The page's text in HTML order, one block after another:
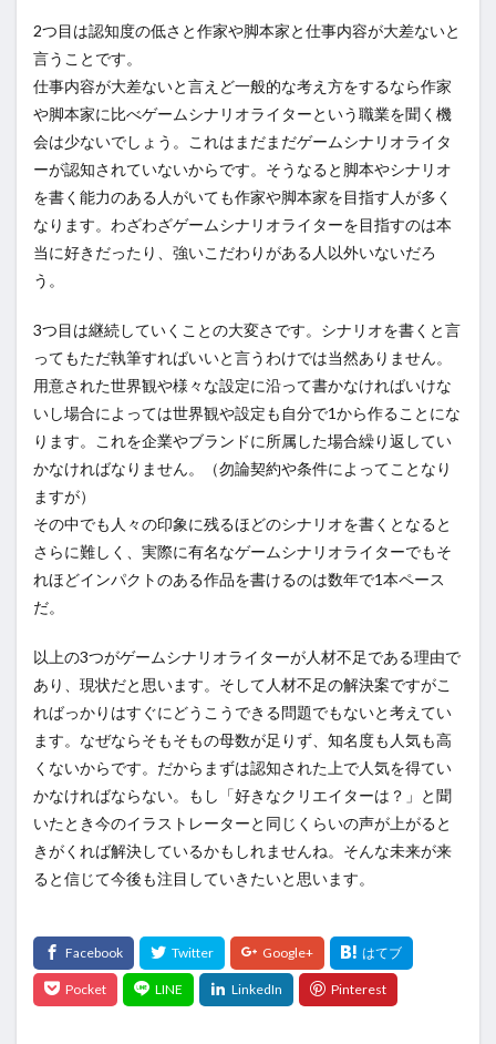
2つ目は認知度の低さと作家や脚本家と仕事内容が大差ないと
言うことです。
仕事内容が大差ないと言えど一般的な考え方をするなら作家
や脚本家に比べゲームシナリオライターという職業を聞く機
会は少ないでしょう。これはまだまだゲームシナリオライタ
ーが認知されていないからです。そうなると脚本やシナリオ
を書く能力のある人がいても作家や脚本家を目指す人が多く
なります。わざわざゲームシナリオライターを目指すのは本
当に好きだったり、強いこだわりがある人以外いないだろ
う。
3つ目は継続していくことの大変さです。シナリオを書くと言
ってもただ執筆すればいいと言うわけでは当然ありません。
用意された世界観や様々な設定に沿って書かなければいけな
いし場合によっては世界観や設定も自分で1から作ることにな
ります。これを企業やブランドに所属した場合繰り返してい
かなければなりません。（勿論契約や条件によってことなり
ますが）
その中でも人々の印象に残るほどのシナリオを書くとなると
さらに難しく、実際に有名なゲームシナリオライターでもそ
れほどインパクトのある作品を書けるのは数年で1本ペース
だ。
以上の3つがゲームシナリオライターが人材不足である理由で
あり、現状だと思います。そして人材不足の解決案ですがこ
ればっかりはすぐにどうこうできる問題でもないと考えてい
ます。なぜならそもそもの母数が足りず、知名度も人気も高
くないからです。だからまずは認知された上で人気を得てい
かなければならない。もし「好きなクリエイターは？」と聞
いたとき今のイラストレーターと同じくらいの声が上がると
きがくれば解決しているかもしれませんね。そんな未来が来
ると信じて今後も注目していきたいと思います。